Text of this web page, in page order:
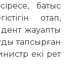
батыс
отап,
жауапты
тапсырған
екі рет